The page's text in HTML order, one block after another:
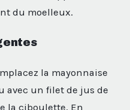
du moelleux.
la mayonnaise
avec un filet de jus de
la ciboulette. En